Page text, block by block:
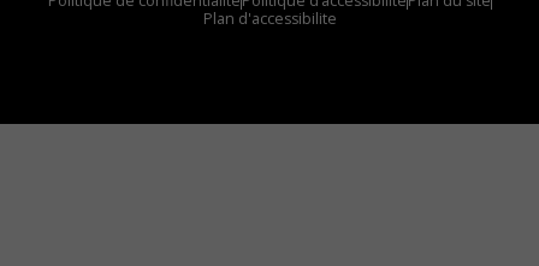
Plan d'accessibilite